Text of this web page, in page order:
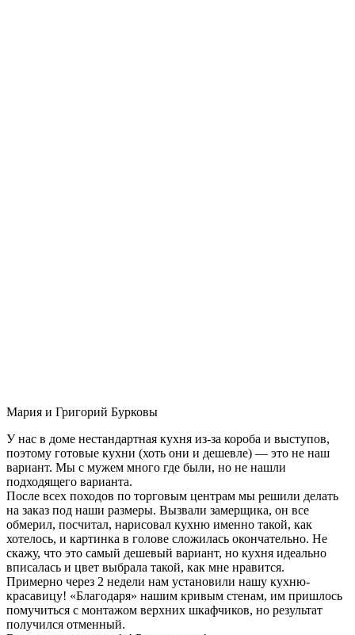
Мария и Григорий Бурковы
У нас в доме нестандартная кухня из-за короба и выступов,
поэтому готовые кухни (хоть они и дешевле) — это не наш
вариант. Мы с мужем много где были, но не нашли
подходящего варианта.
После всех походов по торговым центрам мы решили делать
на заказ под наши размеры. Вызвали замерщика, он все
обмерил, посчитал, нарисовал кухню именно такой, как
хотелось, и картинка в голове сложилась окончательно. Не
скажу, что это самый дешевый вариант, но кухня идеально
вписалась и цвет выбрала такой, как мне нравится.
Примерно через 2 недели нам установили нашу кухню-
красавицу! «Благодаря» нашим кривым стенам, им пришлось
помучиться с монтажом верхних шкафчиков, но результат
получился отменный.